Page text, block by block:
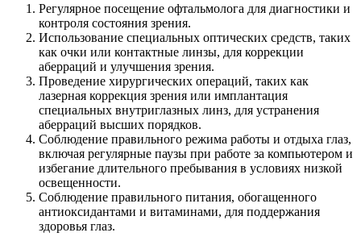
Регулярное посещение офтальмолога для диагностики и
контроля состояния зрения.
Использование специальных оптических средств, таких
как очки или контактные линзы, для коррекции
аберраций и улучшения зрения.
Проведение хирургических операций, таких как
лазерная коррекция зрения или имплантация
специальных внутриглазных линз, для устранения
аберраций высших порядков.
Соблюдение правильного режима работы и отдыха глаз,
включая регулярные паузы при работе за компьютером и
избегание длительного пребывания в условиях низкой
освещенности.
Соблюдение правильного питания, обогащенного
антиоксидантами и витаминами, для поддержания
здоровья глаз.